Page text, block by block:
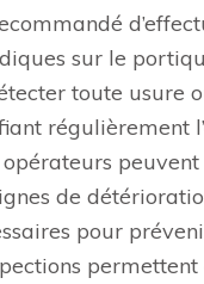
sur le
toute usure
régulièrement
opérateurs
de
pour